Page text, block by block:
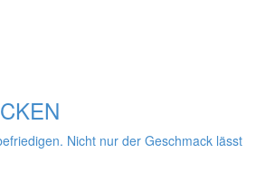
Nicht nur der Geschmack lässt